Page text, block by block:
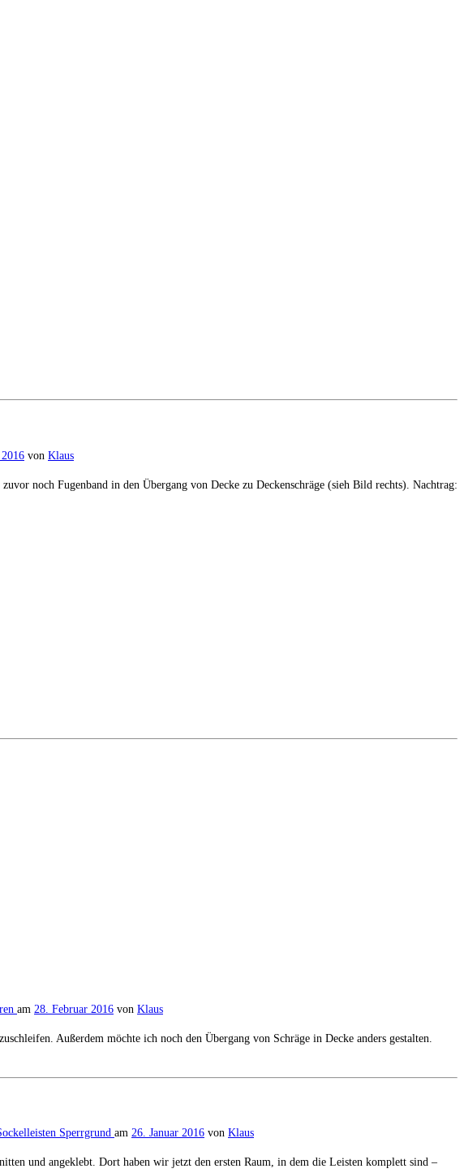
von Klaus
noch Fugenband in den Übergang von Decke zu Deckenschräge (sieh Bild rechts). Nachtrag:
am 28. Februar 2016 von Klaus
Außerdem möchte ich noch den Übergang von Schräge in Decke anders gestalten.
Sperrgrund am 26. Januar 2016 von Klaus
und angeklebt. Dort haben wir jetzt den ersten Raum, in dem die Leisten komplett sind –